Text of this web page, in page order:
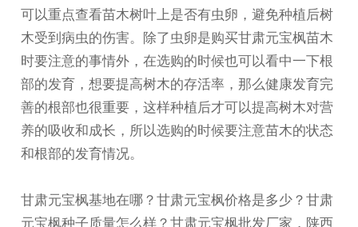
可以重点查看苗木树叶上是否有虫卵，避免种植后树
木受到病虫的伤害。除了虫卵是购买甘肃元宝枫苗木
时要注意的事情外，在选购的时候也可以看中一下根
部的发育，想要提高树木的存活率，那么健康发育完
善的根部也很重要，这样种植后才可以提高树木对营
养的吸收和成长，所以选购的时候要注意苗木的状态
和根部的发育情况。
甘肃元宝枫基地在哪？甘肃元宝枫价格是多少？甘肃
元宝枫种子质量怎么样？甘肃元宝枫批发厂家，陕西